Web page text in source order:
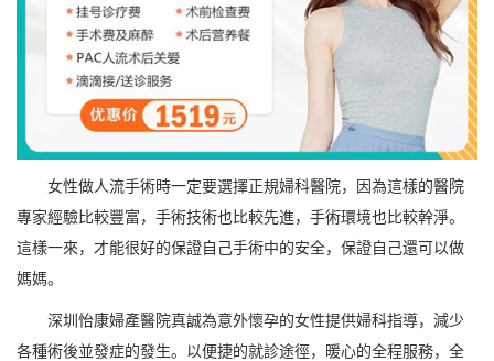
女性做人流手術時一定要選擇正規婦科醫院，因為這樣的醫院
專家經驗比較豐富，手術技術也比較先進，手術環境也比較幹淨。
這樣一來，才能很好的保證自己手術中的安全，保證自己還可以做
媽媽。
深圳怡康婦產醫院真誠為意外懷孕的女性提供婦科指導，減少
各種術後並發症的發生。以便捷的就診途徑，暖心的全程服務，全